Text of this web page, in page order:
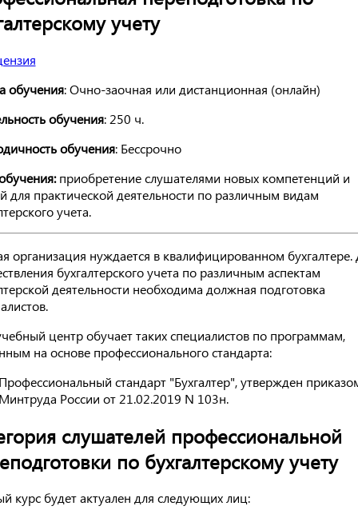
учету
обучения: Очно-заочная или дистанционная (онлайн)
обучения: 250 ч.
обучения: Бессрочно
приобретение слушателями новых компетенций и
для практической деятельности по различным видам
учета.
организация нуждается в квалифицированном бухгалтере.
бухгалтерского учета по различным аспектам
деятельности необходима должная подготовка
центр обучает таких специалистов по программам,
на основе профессионального стандарта:
стандарт "Бухгалтер", утвержден
России от 21.02.2019 N 103н.
слушателей профессиональной
по бухгалтерскому учету
курс будет актуален для следующих лиц: